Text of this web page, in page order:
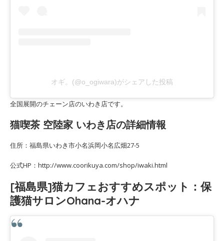
オギ。(@o_ogiwara)がシェアした投稿
全国展開のチェーン店のいわき店です。
猫喫茶 空陸家 いわき店の詳細情報
住所：福島県いわき市小名浜岡小名広畑27-5
公式HP：http://www.coorikuya.com/shop/iwaki.html
[福島県]猫カフェおすすめスポット：保
護猫サロンOhana-オハナ